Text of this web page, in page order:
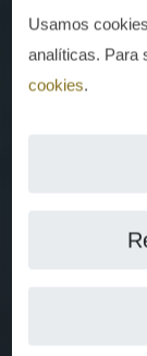
Usamos
analíticas. Para
cookies.